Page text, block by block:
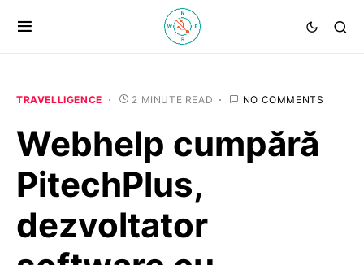
TRAVELLIGENCE 2 MINUTE READ NO COMMENTS
Webhelp cumpără
PitechPlus,
dezvoltator